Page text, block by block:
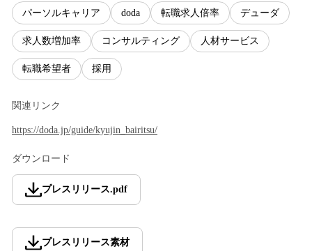
パーソルキャリア doda 転職求人倍率 デューダ
求人数増加率 コンサルティング 人材サービス
転職希望者 採用
関連リンク
https://doda.jp/guide/kyujin_bairitsu/
ダウンロード
プレスリリース.pdf
プレスリリース素材